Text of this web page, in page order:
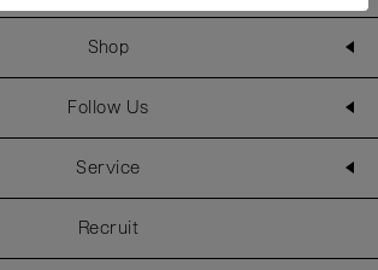
Shop
Follow Us
Service
Recruit